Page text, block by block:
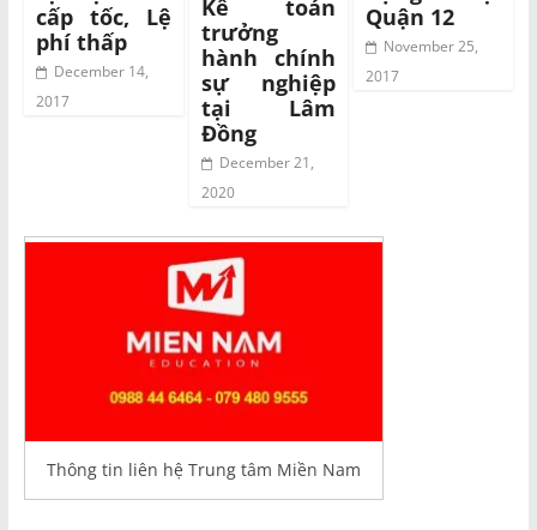
cấp tốc, Lệ
phí thấp
December 14,
2017
Kế toán
trưởng
hành chính
sự nghiệp
tại Lâm
Đồng
December 21,
2020
Quận 12
November 25,
2017
Thông tin liên hệ Trung tâm Miền Nam